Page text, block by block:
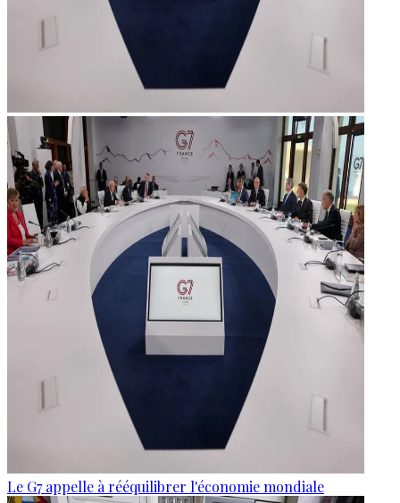
Le G7 appelle à rééquilibrer l'économie mondiale